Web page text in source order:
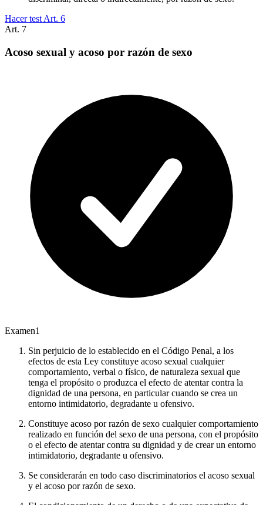
Hacer test Art. 6
Art. 7
Acoso sexual y acoso por razón de sexo
Examen1
Sin perjuicio de lo establecido en el Código Penal, a los
efectos de esta Ley constituye acoso sexual cualquier
comportamiento, verbal o físico, de naturaleza sexual que
tenga el propósito o produzca el efecto de atentar contra la
dignidad de una persona, en particular cuando se crea un
entorno intimidatorio, degradante u ofensivo.
Constituye acoso por razón de sexo cualquier comportamiento
realizado en función del sexo de una persona, con el propósito
o el efecto de atentar contra su dignidad y de crear un entorno
intimidatorio, degradante u ofensivo.
Se considerarán en todo caso discriminatorios el acoso sexual
y el acoso por razón de sexo.